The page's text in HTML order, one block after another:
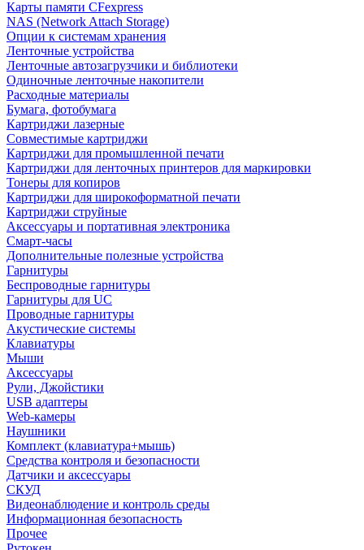
Карты памяти CFexpress
NAS (Network Attach Storage)
Опции к системам хранения
Ленточные устройства
Ленточные автозагрузчики и библиотеки
Одиночные ленточные накопители
Расходные материалы
Бумага, фотобумага
Картриджи лазерные
Совместимые картриджи
Картриджи для промышленной печати
Картриджи для ленточных принтеров для маркировки
Тонеры для копиров
Картриджи для широкоформатной печати
Картриджи струйные
Аксессуары и портативная электроника
Смарт-часы
Дополнительные полезные устройства
Гарнитуры
Беспроводные гарнитуры
Гарнитуры для UC
Проводные гарнитуры
Акустические системы
Клавиатуры
Мыши
Аксессуары
Рули, Джойстики
USB адаптеры
Web-камеры
Наушники
Комплект (клавиатура+мышь)
Средства контроля и безопасности
Датчики и аксессуары
СКУД
Видеонаблюдение и контроль среды
Информационная безопасность
Прочее